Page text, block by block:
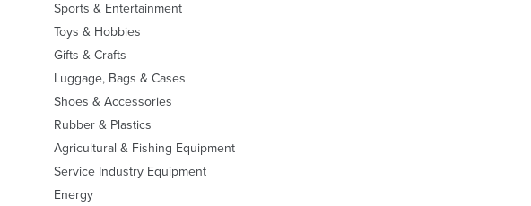
Sports & Entertainment
Toys & Hobbies
Gifts & Crafts
Luggage, Bags & Cases
Shoes & Accessories
Rubber & Plastics
Agricultural & Fishing Equipment
Service Industry Equipment
Energy